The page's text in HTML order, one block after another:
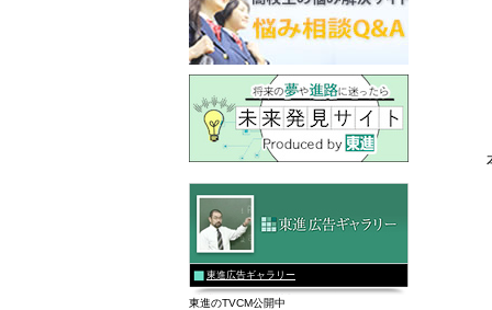
東進広告ギャラリー
東進のTVCM公開中